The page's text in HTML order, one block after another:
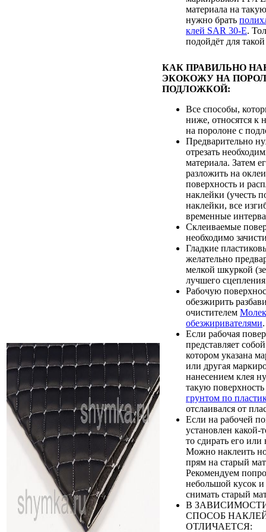
материала на
нужно брать
клей SAR 30-E.
подойдёт для
КАК ПРАВИЛЬНО
ЭКОКОЖУ НА
ПОДЛОЖКОЙ:
Все способы,
ниже, относятся к
на поролоне с
Предварительно
отрезать
материала. Затем
разложить на
поверхность и
наклейки (учесть
наклейки, все
временные
Склеиваемые
необходимо
Гладкие
желательно
мелкой шкуркой
лучшего
Рабочую
обезжирить
очистителем
обезжиривателями.
Если рабочая
представляет
котором указана
или другая
нанесением клея
такую поверхность
грунтом по
отслаивался от
Если на рабочей
установлен какой-
то сдирать его
Можно наклеить
прям на старый
Рекомендуем
небольшой кусок
снимать старый
В
СПОСОБ
ОТЛИЧАЕТСЯ: